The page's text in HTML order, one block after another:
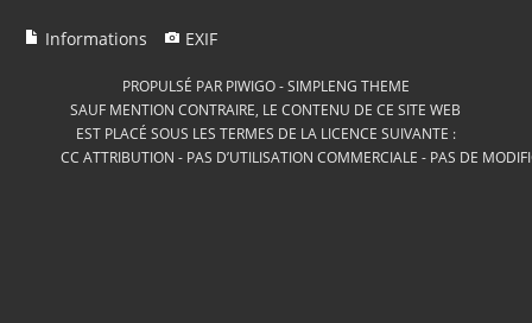
Informations EXIF
PROPULSÉ PAR PIWIGO-SIMPLENG THEME
SAUF MENTION CONTRAIRE, LE CONTENU DE CE SITE WEB
EST PLACÉ SOUS LES TERMES DE LA LICENCE SUIVANTE :
CC ATTRIBUTION - PAS D’UTILISATION COMMERCIALE - PAS DE